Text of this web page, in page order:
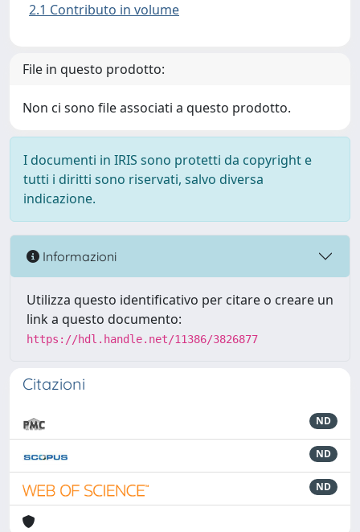
2.1 Contributo in volume
File in questo prodotto:
Non ci sono file associati a questo prodotto.
I documenti in IRIS sono protetti da copyright e
tutti i diritti sono riservati, salvo diversa
indicazione.
Informazioni
Utilizza questo identificativo per citare o creare un
link a questo documento:
https://hdl.handle.net/11386/3826877
Citazioni
ND
ND
ND